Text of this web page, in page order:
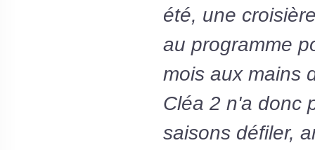
été, une
au programme
mois aux mains
Cléa 2 n'a donc
saisons défiler,